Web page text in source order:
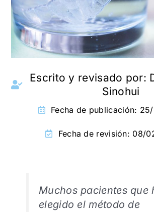
Escrito y revisado por:
Sinohui
Fecha de publicación:
Fecha de revisión: 08/
Muchos pacientes que
elegido el método de